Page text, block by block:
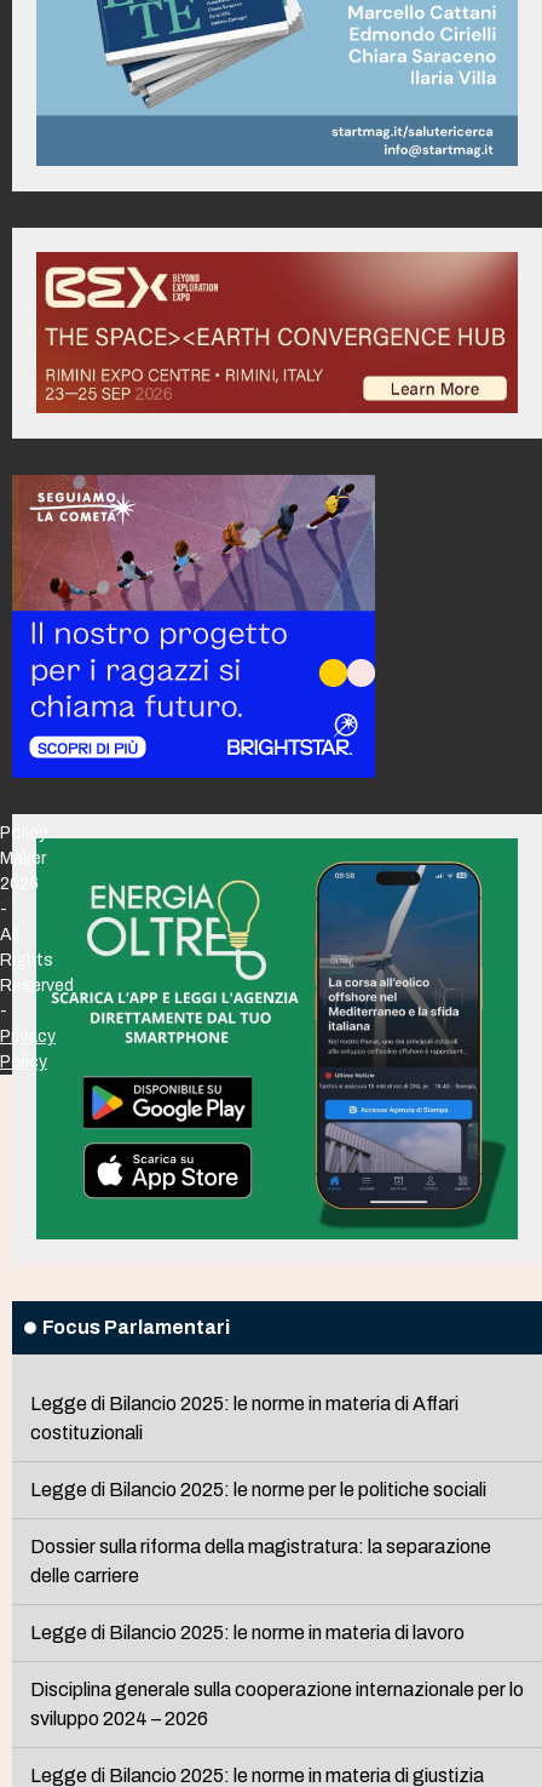
Focus Parlamentari
Legge di Bilancio 2025: le norme in materia di Affari
costituzionali
Legge di Bilancio 2025: le norme per le politiche sociali
Dossier sulla riforma della magistratura: la separazione
delle carriere
Legge di Bilancio 2025: le norme in materia di lavoro
Disciplina generale sulla cooperazione internazionale per lo
sviluppo 2024 – 2026
Legge di Bilancio 2025: le norme in materia di giustizia
Policy
Maker
2026
-
All
Rights
Reserved
-
Privacy
Policy